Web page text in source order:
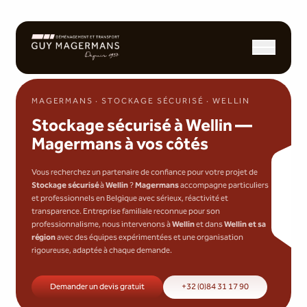
MAGERMANS · STOCKAGE SÉCURISÉ · WELLIN
Stockage sécurisé à Wellin —
Magermans à vos côtés
Vous recherchez un partenaire de confiance pour votre projet de
Stockage sécuriséàWellin ?Magermansaccompagne particuliers
et professionnels en Belgique avec sérieux, réactivité et
transparence. Entreprise familiale reconnue pour son
professionnalisme, nous intervenons àWellinet dansWellin et sa
régionavec des équipes expérimentées et une organisation
rigoureuse, adaptée à chaque demande.
Demander un devis gratuit +32 (0)84 31 17 90